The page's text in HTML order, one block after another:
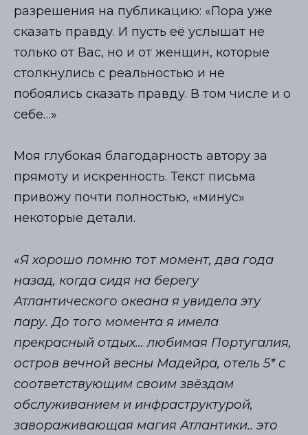
разрешения на публикацию: «Пора уже
сказать правду. И пусть её услышат не
только от Вас, но и от женщин, которые
столкнулись с реальностью и не
побоялись сказать правду. В том числе и о
себе…»
Моя глубокая благодарность автору за
прямоту и искренность. Текст письма
привожу почти полностью, «минус»
некоторые детали.
«Я хорошо помню тот момент, два года
назад, когда сидя на берегу
Атлантического океана я увидела эту
пару. До того момента я имела
прекрасный отдых… любимая Португалия,
остров вечной весны Мадейра, отель 5* с
соответствующим своим звёздам
обслуживанием и инфраструктурой,
завораживающая магия Атлантики.. это